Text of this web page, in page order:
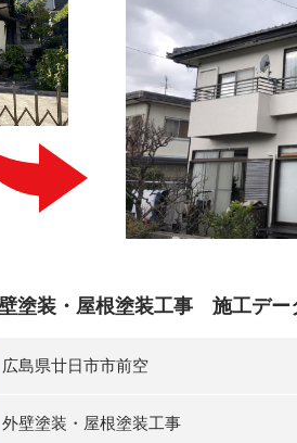
塗装・屋根塗装工事 施工デー
広島県廿日市市前空
外壁塗装・屋根塗装工事